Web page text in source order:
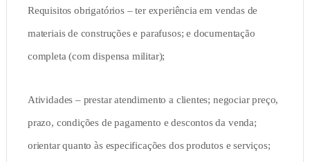
Requisitos obrigatórios – ter experiência em vendas de
materiais de construções e parafusos; e documentação
completa (com dispensa militar);
Atividades – prestar atendimento a clientes; negociar preço,
prazo, condições de pagamento e descontos da venda;
orientar quanto às especificações dos produtos e serviços;